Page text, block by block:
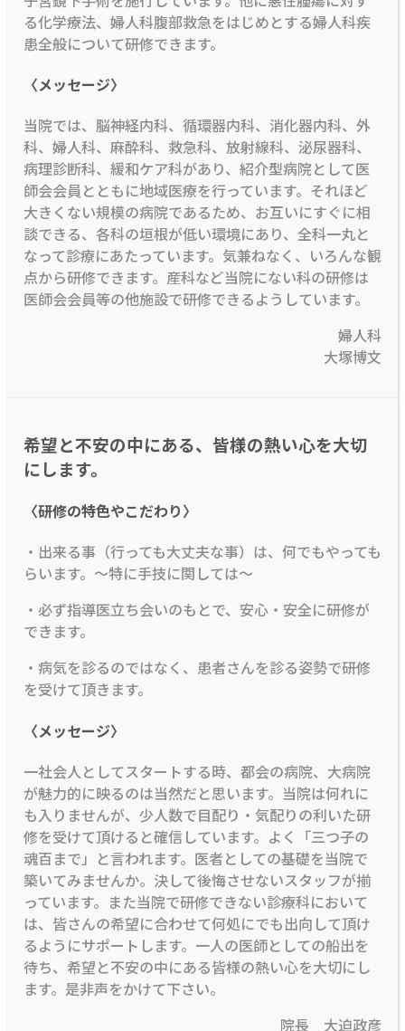
る化学療法、婦人科腹部救急をはじめとする婦人科疾
患全般について研修できます。
〈メッセージ〉
当院では、脳神経内科、循環器内科、消化器内科、外
科、婦人科、麻酔科、救急科、放射線科、泌尿器科、
病理診断科、緩和ケア科があり、紹介型病院として医
師会会員とともに地域医療を行っています。それほど
大きくない規模の病院であるため、お互いにすぐに相
談できる、各科の垣根が低い環境にあり、全科一丸と
なって診療にあたっています。気兼ねなく、いろんな観
点から研修できます。産科など当院にない科の研修は
医師会会員等の他施設で研修できるようしています。
婦人科
大塚博文
希望と不安の中にある、皆様の熱い心を大切
にします。
〈研修の特色やこだわり〉
・出来る事（行っても大丈夫な事）は、何でもやっても
らいます。～特に手技に関しては～
・必ず指導医立ち会いのもとで、安心・安全に研修が
できます。
・病気を診るのではなく、患者さんを診る姿勢で研修
を受けて頂きます。
〈メッセージ〉
一社会人としてスタートする時、都会の病院、大病院
が魅力的に映るのは当然だと思います。当院は何れに
も入りませんが、少人数で目配り・気配りの利いた研
修を受けて頂けると確信しています。よく「三つ子の
魂百まで」と言われます。医者としての基礎を当院で
築いてみませんか。決して後悔させないスタッフが揃
っています。また当院で研修できない診療科において
は、皆さんの希望に合わせて何処にでも出向して頂け
るようにサポートします。一人の医師としての船出を
待ち、希望と不安の中にある皆様の熱い心を大切にし
ます。是非声をかけて下さい。
院長 大迫政彦